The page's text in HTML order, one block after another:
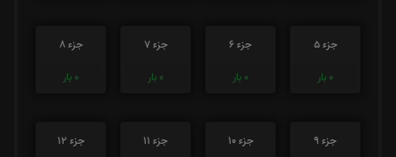
جزء 5
0 بار
جزء 6
0 بار
جزء 7
0 بار
جزء 8
0 بار
جزء 9
جزء 10
جزء 11
جزء 12